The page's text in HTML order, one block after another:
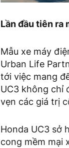
Lần đầu tiên ra
Mẫu xe máy
Urban Life
tới việc mang
UC3 không chỉ
vẹn các giá trị
Honda UC3 sở
cong mềm mại